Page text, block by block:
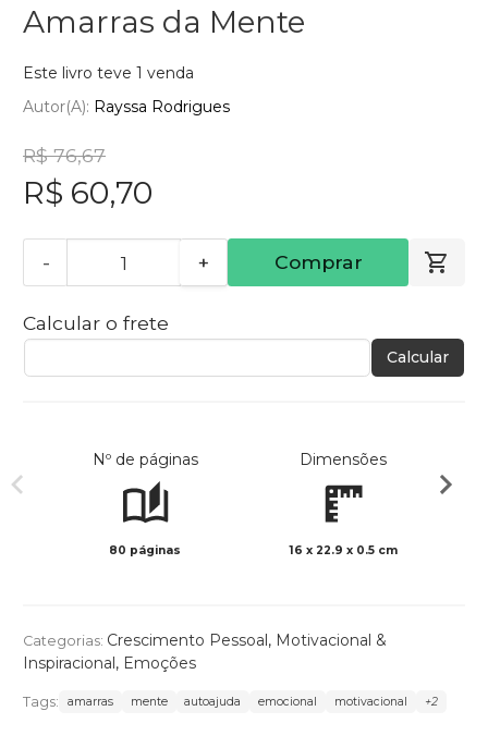
Amarras da Mente
Este livro teve 1 venda
Autor(a): Rayssa Rodrigues
R$ 76,67
R$ 60,70
- + Comprar
Calcular o frete
Calcular
Nº de páginas
80 páginas
Dimensões
16 x 22.9 x 0.5 cm
Categorias: Crescimento Pessoal, Motivacional &
Inspiracional, Emoções
Tags: amarras mente autoajuda emocional motivacional +2